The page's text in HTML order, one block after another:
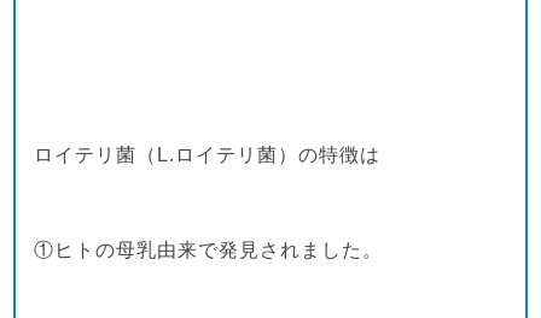
ロイテリ菌（L.ロイテリ菌）の特徴は
①ヒトの母乳由来で発見されました。